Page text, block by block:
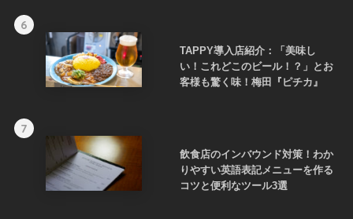
6
TAPPY導入店紹介：「美味し
い！これどこのビール！？」とお
客様も驚く味！梅田『ピチカ』
7
飲食店のインバウンド対策！わか
りやすい英語表記メニューを作る
コツと便利なツール3選